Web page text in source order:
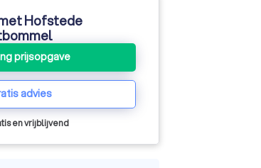
Hofstede
prijsopgave
advies
en vrijblijvend